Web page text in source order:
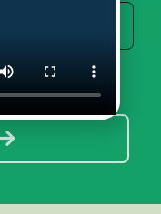
y Uso de Datos